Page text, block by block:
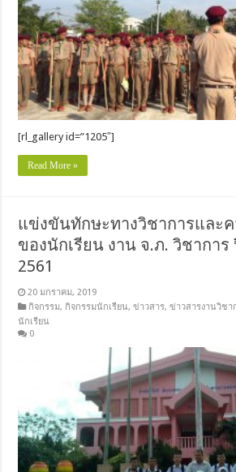
[rl_gallery id=”1205″]
Read More »
แข่งขันทักษะทางวิชาการและ
ของนักเรียน งาน จ.ภ. วิชาการ
2561
20 มกราคม, 2019
กิจกรรม, กิจกรรมนักเรียน,ข่าวสาร,ข่าวสารงานวิชา
นักเรียน
0